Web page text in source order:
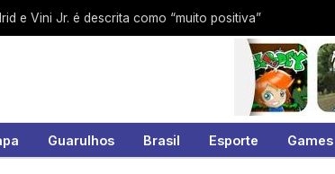
e Vini Jr. é descrita como “muito positiva”
Guarulhos Brasil Esporte Games